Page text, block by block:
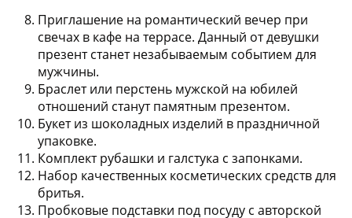
Приглашение на романтический вечер при
свечах в кафе на террасе. Данный от девушки
презент станет незабываемым событием для
мужчины.
Браслет или перстень мужской на юбилей
отношений станут памятным презентом.
Букет из шоколадных изделий в праздничной
упаковке.
Комплект рубашки и галстука с запонками.
Набор качественных косметических средств для
бритья.
Пробковые подставки под посуду с авторской